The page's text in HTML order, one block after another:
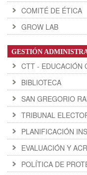
COMITÉ DE ÉTICA
GROW LAB
GESTIÓN
CTT - EDUCACIÓN
BIBLIOTECA
SAN GREGORIO
TRIBUNAL
PLANIFICACIÓN
EVALUACIÓN Y
POLÍTICA DE